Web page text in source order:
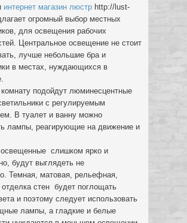
интернет магазин люстр http://lust-
огромный выбор местных
для освещения рабочих
Центральное освещение не стоит
лучше небольшие бра и
в местах, нуждающихся в
подойдут люминесцентные
с регулируемым
В туалет и ванну можно
лампы, реагирующие на движение и
слишком ярко и
будут выглядеть не
Темная, матовая, рельефная,
стен будет поглощать
и поэтому следует использовать
лампы, а гладкие и белые